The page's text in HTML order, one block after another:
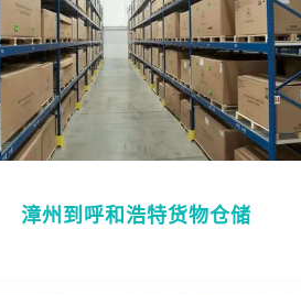
漳州到呼和浩特货物仓储